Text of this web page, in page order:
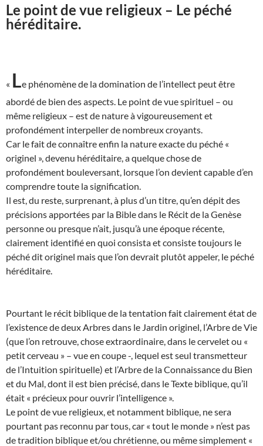
Le point de vue religieux – Le péché
héréditaire.
« Le phénomène de la domination de l’intellect peut être
abordé de bien des aspects. Le point de vue spirituel – ou
même religieux – est de nature à vigoureusement et
profondément interpeller de nombreux croyants.
Car le fait de connaître enfin la nature exacte du péché «
originel », devenu héréditaire, a quelque chose de
profondément bouleversant, lorsque l’on devient capable d’en
comprendre toute la signification.
Il est, du reste, surprenant, à plus d’un titre, qu’en dépit des
précisions apportées par la Bible dans le Récit de la Genèse
personne ou presque n’ait, jusqu’à une époque récente,
clairement identifié en quoi consista et consiste toujours le
péché dit originel mais que l’on devrait plutôt appeler, le péché
héréditaire.
Pourtant le récit biblique de la tentation fait clairement état de
l’existence de deux Arbres dans le Jardin originel, l’Arbre de Vie
(que l’on retrouve, chose extraordinaire, dans le cervelet ou «
petit cerveau » – vue en coupe -, lequel est seul transmetteur
de l’Intuition spirituelle) et l’Arbre de la Connaissance du Bien
et du Mal, dont il est bien précisé, dans le Texte biblique, qu’il
était « précieux pour ouvrir l’intelligence ».
Le point de vue religieux, et notamment biblique, ne sera
pourtant pas reconnu par tous, car « tout le monde » n’est pas
de tradition biblique et/ou chrétienne, ou même simplement «